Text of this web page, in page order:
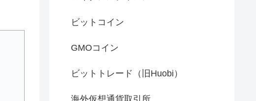
ビットコイン
GMOコイン
ビットトレード（旧Huobi）